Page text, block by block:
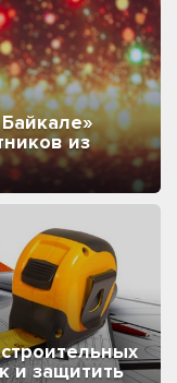
из
и защитить